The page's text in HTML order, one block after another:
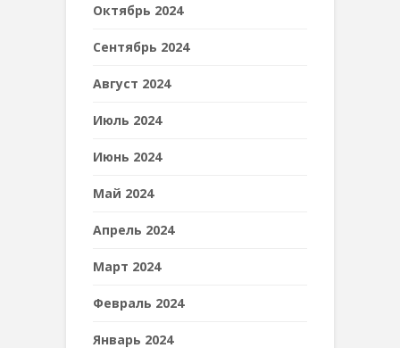
Октябрь 2024
Сентябрь 2024
Август 2024
Июль 2024
Июнь 2024
Май 2024
Апрель 2024
Март 2024
Февраль 2024
Январь 2024